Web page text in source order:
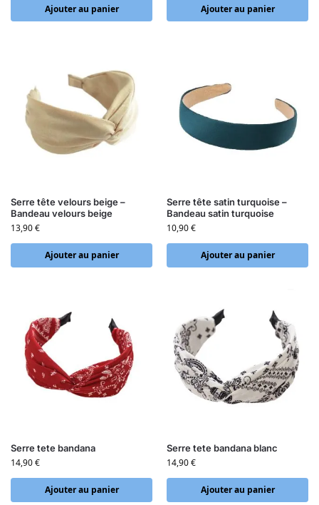
Ajouter au panier Ajouter au panier
Serre tête velours beige –
Bandeau velours beige
13,90€
Ajouter au panier
Serre tête satin turquoise –
Bandeau satin turquoise
10,90€
Ajouter au panier
Serre tete bandana
14,90€
Ajouter au panier
Serre tete bandana blanc
14,90€
Ajouter au panier